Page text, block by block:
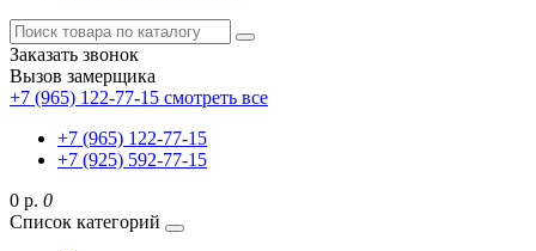
Заказать звонок
Вызов замерщика
+7 (965) 122-77-15 смотреть все
+7 (965) 122-77-15
+7 (925) 592-77-15
0 р. 0
Список категорий